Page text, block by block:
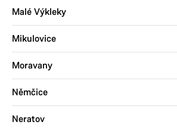
Malé Výkleky
Mikulovice
Moravany
Němčice
Neratov